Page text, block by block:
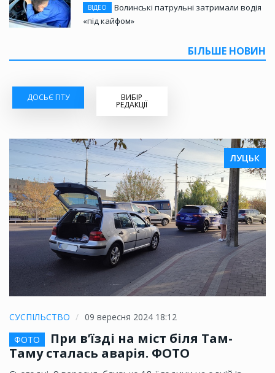
ВІДЕО
Волинські патрульні затримали водія
«під кайфом»
БІЛЬШЕ НОВИН
ДОСЬЄ ГІТУ ВИБІР
РЕДАКЦІЇ
ЛУЦЬК
СУСПІЛЬСТВО
09 вересня 2024 18:12
ФОТО
При в’їзді на міст біля Там-
Таму сталась аварія. ФОТО